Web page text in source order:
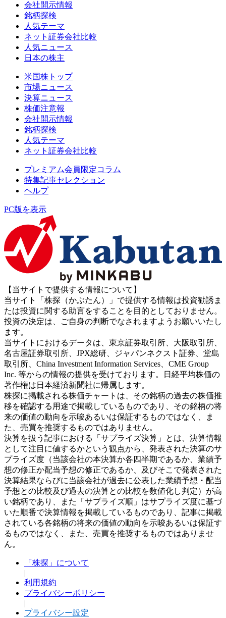
会社開示情報
銘柄探検
人気テーマ
ネット証券会社比較
人気ニュース
日本の株主
米国株トップ
市場ニュース
決算ニュース
株価注意報
会社開示情報
銘柄探検
人気テーマ
ネット証券会社比較
プレミアム会員限定コラム
特集記事セレクション
ヘルプ
PC版を表示
【当サイトで提供する情報について】
当サイト「株探（かぶたん）」で提供する情報は投資勧誘ま
たは投資に関する助言をすることを目的としておりません。
投資の決定は、ご自身の判断でなされますようお願いいたし
ます。
当サイトにおけるデータは、東京証券取引所、大阪取引所、
名古屋証券取引所、JPX総研、ジャパンネクスト証券、堂島
取引所、China Investment Information Services、CME Group
Inc. 等からの情報の提供を受けております。日経平均株価の
著作権は日本経済新聞社に帰属します。
株探に掲載される株価チャートは、その銘柄の過去の株価推
移を確認する用途で掲載しているものであり、その銘柄の将
来の価値の動向を示唆あるいは保証するものではなく、ま
た、売買を推奨するものではありません。
決算を扱う記事における「サプライズ決算」とは、決算情報
として注目に値するかという観点から、発表された決算のサ
プライズ度（当該会社の本決算か各四半期であるか、業績予
想の修正か配当予想の修正であるか、及びそこで発表された
決算結果ならびに当該会社が過去に公表した業績予想・配当
予想との比較及び過去の決算との比較を数値化し判定）が高
い銘柄であり、また「サプライズ順」はサプライズ度に基づ
いた順番で決算情報を掲載しているものであり、記事に掲載
されている各銘柄の将来の価値の動向を示唆あるいは保証す
るものではなく、また、売買を推奨するものではありませ
ん。
「株探」について
|
利用規約
プライバシーポリシー
|
プライバシー設定